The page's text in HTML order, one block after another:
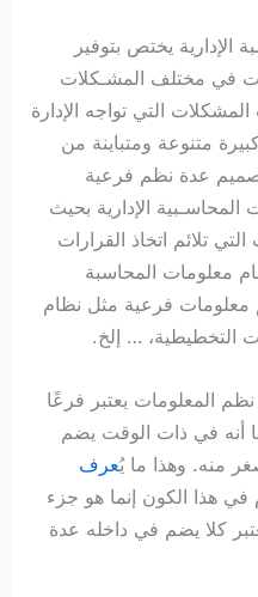
الإدارية يختص بتوفير
في مختلف المشـكلات
التي تواجه الإدارة
متنوعة ومتباينة من
عدة نظم فرعية
الإدارية بحيث
تلائم اتخاذ القرارات
معلومات المحاسبة
معلومات فرعية مثل نظام
التخطيطية، … إلخ.
المعلومات يعتبر فرعًا
أنه في ذات الوقت يضم
منه. وهذا ما يُعرف
هذا الكون إنما هو جزء
كلا يضم في داخله عدة